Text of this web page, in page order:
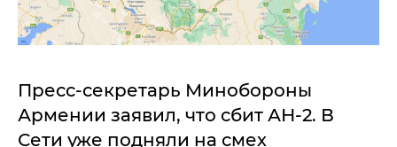
Пресс-секретарь Минобороны
Армении заявил, что сбит АН-2. В
Сети уже подняли на смех